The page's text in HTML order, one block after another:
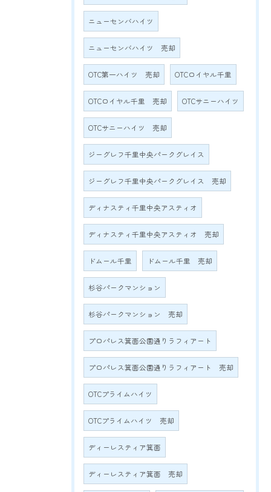
ニューセンバハイツ
ニューセンバハイツ 売却
OTC第一ハイツ 売却 OTCロイヤル千里
OTCロイヤル千里 売却 OTCサニーハイツ
OTCサニーハイツ 売却
ジーグレフ千里中央パークグレイス
ジーグレフ千里中央パークグレイス 売却
ディナスティ千里中央アスティオ
ディナスティ千里中央アスティオ 売却
ドムール千里 ドムール千里 売却
杉谷パークマンション
杉谷パークマンション 売却
プロパレス箕面公園通りラフィアート
プロパレス箕面公園通りラフィアート 売却
OTCプライムハイツ
OTCプライムハイツ 売却
ディーレスティア箕面
ディーレスティア箕面 売却